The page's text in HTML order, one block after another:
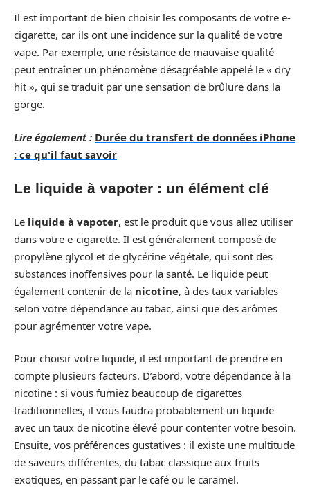
Il est important de bien choisir les composants de votre e-
cigarette, car ils ont une incidence sur la qualité de votre
vape. Par exemple, une résistance de mauvaise qualité
peut entraîner un phénomène désagréable appelé le « dry
hit », qui se traduit par une sensation de brûlure dans la
gorge.
Lire également : Durée du transfert de données iPhone
: ce qu'il faut savoir
Le liquide à vapoter : un élément clé
Le liquide à vapoter, est le produit que vous allez utiliser
dans votre e-cigarette. Il est généralement composé de
propylène glycol et de glycérine végétale, qui sont des
substances inoffensives pour la santé. Le liquide peut
également contenir de la nicotine, à des taux variables
selon votre dépendance au tabac, ainsi que des arômes
pour agrémenter votre vape.
Pour choisir votre liquide, il est important de prendre en
compte plusieurs facteurs. D’abord, votre dépendance à la
nicotine : si vous fumiez beaucoup de cigarettes
traditionnelles, il vous faudra probablement un liquide
avec un taux de nicotine élevé pour contenter votre besoin.
Ensuite, vos préférences gustatives : il existe une multitude
de saveurs différentes, du tabac classique aux fruits
exotiques, en passant par le café ou le caramel.